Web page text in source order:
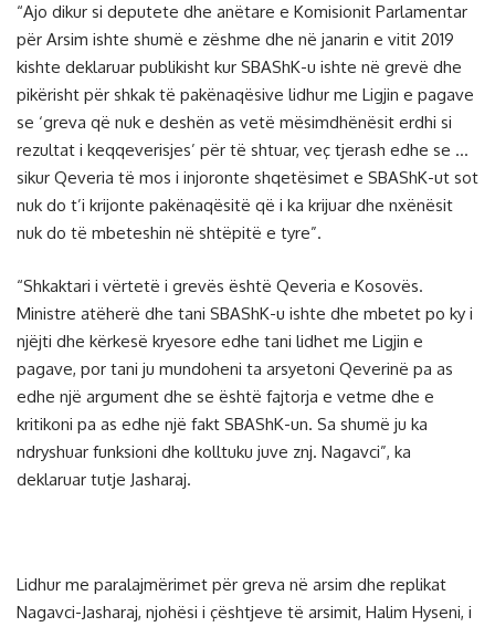
“Ajo dikur si deputete dhe anëtare e Komisionit Parlamentar
për Arsim ishte shumë e zëshme dhe në janarin e vitit 2019
kishte deklaruar publikisht kur SBAShK-u ishte në grevë dhe
pikërisht për shkak të pakënaqësive lidhur me Ligjin e pagave
se ‘greva që nuk e deshën as vetë mësimdhënësit erdhi si
rezultat i keqqeverisjes’ për të shtuar, veç tjerash edhe se …
sikur Qeveria të mos i injoronte shqetësimet e SBAShK-ut sot
nuk do t’i krijonte pakënaqësitë që i ka krijuar dhe nxënësit
nuk do të mbeteshin në shtëpitë e tyre”.
“Shkaktari i vërtetë i grevës është Qeveria e Kosovës.
Ministre atëherë dhe tani SBAShK-u ishte dhe mbetet po ky i
njëjti dhe kërkesë kryesore edhe tani lidhet me Ligjin e
pagave, por tani ju mundoheni ta arsyetoni Qeverinë pa as
edhe një argument dhe se është fajtorja e vetme dhe e
kritikoni pa as edhe një fakt SBAShK-un. Sa shumë ju ka
ndryshuar funksioni dhe kolltuku juve znj. Nagavci”, ka
deklaruar tutje Jasharaj.
Lidhur me paralajmërimet për greva në arsim dhe replikat
Nagavci-Jasharaj, njohësi i çështjeve të arsimit, Halim Hyseni, i